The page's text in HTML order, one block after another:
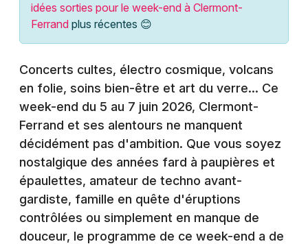
Soirées
Expos
Sorties & loisirs
Agenda dans le Puy-de-Dôme
Agenda en Auvergne
Agenda en Auvergne-Rhône-Alpes
Strasbourg
Toulouse
Toutes les villes
idées sorties pour le week-end à Clermont-
Ferrand plus récentes 😊
Concerts cultes, électro cosmique, volcans
en folie, soins bien-être et art du verre... Ce
week-end du 5 au 7 juin 2026, Clermont-
Ferrand et ses alentours ne manquent
décidément pas d'ambition. Que vous soyez
nostalgique des années fard à paupières et
épaulettes, amateur de techno avant-
gardiste, famille en quête d'éruptions
contrôlées ou simplement en manque de
douceur, le programme de ce week-end a de